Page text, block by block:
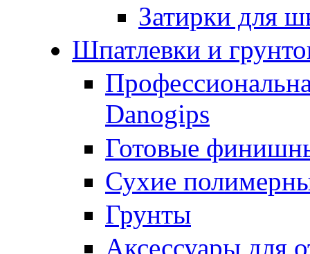
Затирки для
Шпатлевки и
Danogips
Готовые
Сухие
Грунты
Аксессуары для